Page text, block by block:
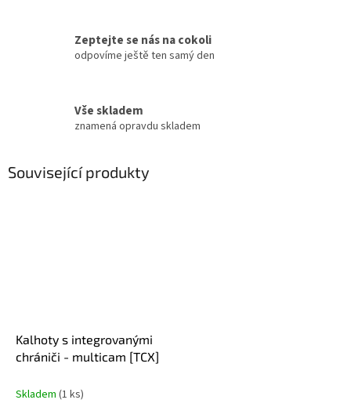
Zeptejte se nás na cokoli
odpovíme ještě ten samý den
Vše skladem
znamená opravdu skladem
Související produkty
Kalhoty s integrovanými
chrániči - multicam [TCX]
Skladem (1 ks)